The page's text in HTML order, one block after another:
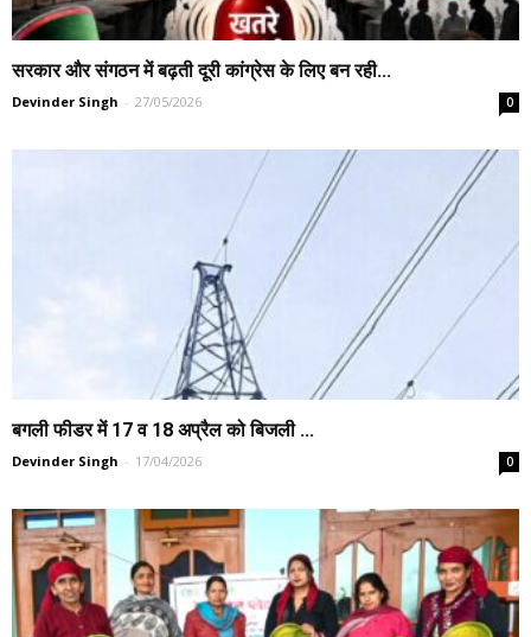
सरकार और संगठन में बढ़ती दूरी कांग्रेस के लिए बन रही...
Devinder Singh - 27/05/2026 0
बगली फीडर में 17 व 18 अप्रैल को बिजली ...
Devinder Singh - 17/04/2026 0